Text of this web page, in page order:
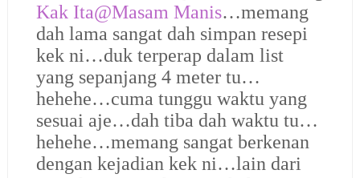
Kak Ita@Masam Manis…memang
dah lama sangat dah simpan resepi
kek ni…duk terperap dalam list
yang sepanjang 4 meter tu…
hehehe…cuma tunggu waktu yang
sesuai aje…dah tiba dah waktu tu…
hehehe…memang sangat berkenan
dengan kejadian kek ni…lain dari